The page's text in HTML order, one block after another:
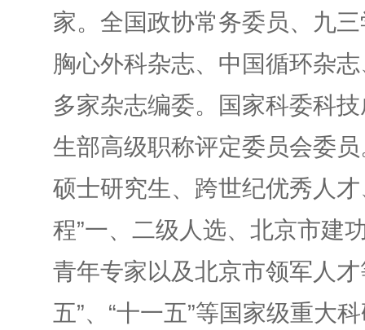
家。全国政协常务委员、九
胸心外科杂志、中国循环杂
多家杂志编委。国家科委科
生部高级职称评定委员会委
硕士研究生、跨世纪优秀人
程”一、二级人选、北京市建
青年专家以及北京市领军人
五”、“十一五”等国家级重大